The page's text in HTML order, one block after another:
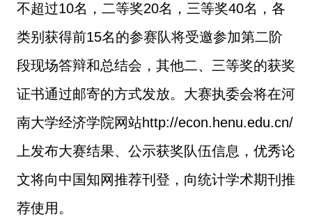
不超过10名，二等奖20名，三等奖40名，各
类别获得前15名的参赛队将受邀参加第二阶
段现场答辩和总结会，其他二、三等奖的获奖
证书通过邮寄的方式发放。大赛执委会将在河
南大学经济学院网站http://econ.henu.edu.cn/
上发布大赛结果、公示获奖队伍信息，优秀论
文将向中国知网推荐刊登，向统计学术期刊推
荐使用。